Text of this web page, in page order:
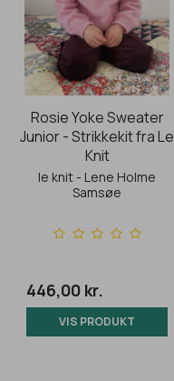
Rosie Yoke Sweater
Junior - Strikkekit fra Le
Knit
le knit - Lene Holme
Samsøe
446,00 kr.
VIS PRODUKT